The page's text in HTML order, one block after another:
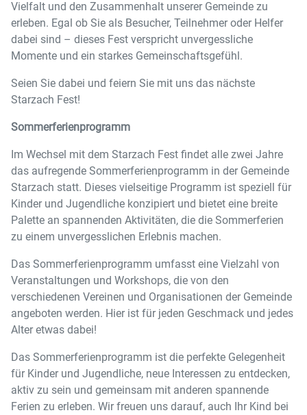
Vielfalt und den Zusammenhalt unserer Gemeinde zu
erleben. Egal ob Sie als Besucher, Teilnehmer oder Helfer
dabei sind – dieses Fest verspricht unvergessliche
Momente und ein starkes Gemeinschaftsgefühl.
Seien Sie dabei und feiern Sie mit uns das nächste
Starzach Fest!
Sommerferienprogramm
Im Wechsel mit dem Starzach Fest findet alle zwei Jahre
das aufregende Sommerferienprogramm in der Gemeinde
Starzach statt. Dieses vielseitige Programm ist speziell für
Kinder und Jugendliche konzipiert und bietet eine breite
Palette an spannenden Aktivitäten, die die Sommerferien
zu einem unvergesslichen Erlebnis machen.
Das Sommerferienprogramm umfasst eine Vielzahl von
Veranstaltungen und Workshops, die von den
verschiedenen Vereinen und Organisationen der Gemeinde
angeboten werden. Hier ist für jeden Geschmack und jedes
Alter etwas dabei!
Das Sommerferienprogramm ist die perfekte Gelegenheit
für Kinder und Jugendliche, neue Interessen zu entdecken,
aktiv zu sein und gemeinsam mit anderen spannende
Ferien zu erleben. Wir freuen uns darauf, auch Ihr Kind bei